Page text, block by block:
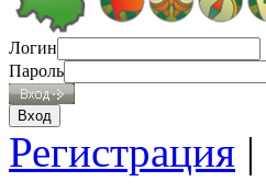
Логин
Пароль
Регистрация |